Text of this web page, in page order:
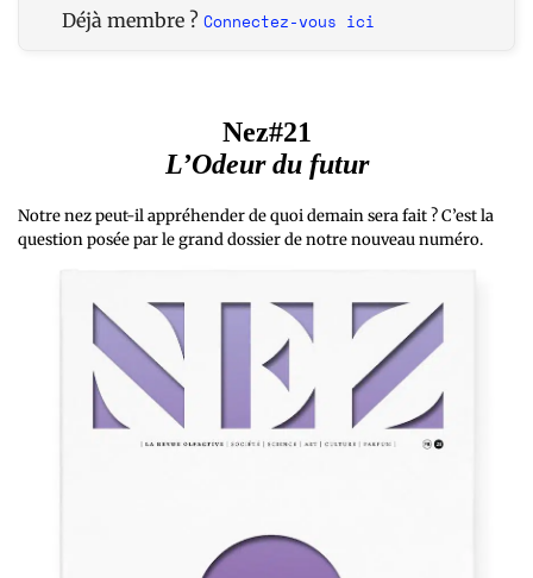
Déjà membre ? Connectez-vous ici
Nez#21
L’Odeur du futur
Notre nez peut-il appréhender de quoi demain sera fait ? C’est la
question posée par le grand dossier de notre nouveau numéro.